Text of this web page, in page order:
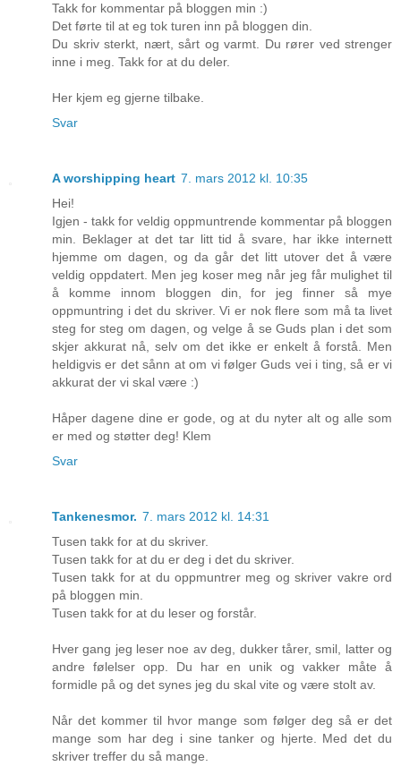
Takk for kommentar på bloggen min :)
Det førte til at eg tok turen inn på bloggen din.
Du skriv sterkt, nært, sårt og varmt. Du rører ved strenger
inne i meg. Takk for at du deler.
Her kjem eg gjerne tilbake.
Svar
A worshipping heart 7. mars 2012 kl. 10:35
Hei!
Igjen - takk for veldig oppmuntrende kommentar på bloggen
min. Beklager at det tar litt tid å svare, har ikke internett
hjemme om dagen, og da går det litt utover det å være
veldig oppdatert. Men jeg koser meg når jeg får mulighet til
å komme innom bloggen din, for jeg finner så mye
oppmuntring i det du skriver. Vi er nok flere som må ta livet
steg for steg om dagen, og velge å se Guds plan i det som
skjer akkurat nå, selv om det ikke er enkelt å forstå. Men
heldigvis er det sånn at om vi følger Guds vei i ting, så er vi
akkurat der vi skal være :)
Håper dagene dine er gode, og at du nyter alt og alle som
er med og støtter deg! Klem
Svar
Tankenesmor. 7. mars 2012 kl. 14:31
Tusen takk for at du skriver.
Tusen takk for at du er deg i det du skriver.
Tusen takk for at du oppmuntrer meg og skriver vakre ord
på bloggen min.
Tusen takk for at du leser og forstår.
Hver gang jeg leser noe av deg, dukker tårer, smil, latter og
andre følelser opp. Du har en unik og vakker måte å
formidle på og det synes jeg du skal vite og være stolt av.
Når det kommer til hvor mange som følger deg så er det
mange som har deg i sine tanker og hjerte. Med det du
skriver treffer du så mange.